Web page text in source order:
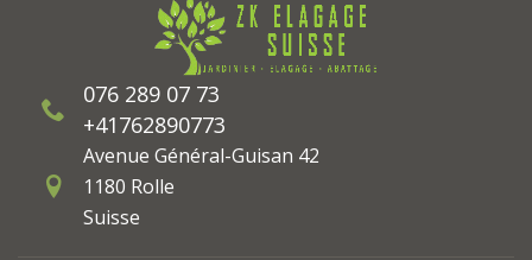
076 289 07 73
+41762890773
Avenue Général-Guisan 42
1180 Rolle
Suisse